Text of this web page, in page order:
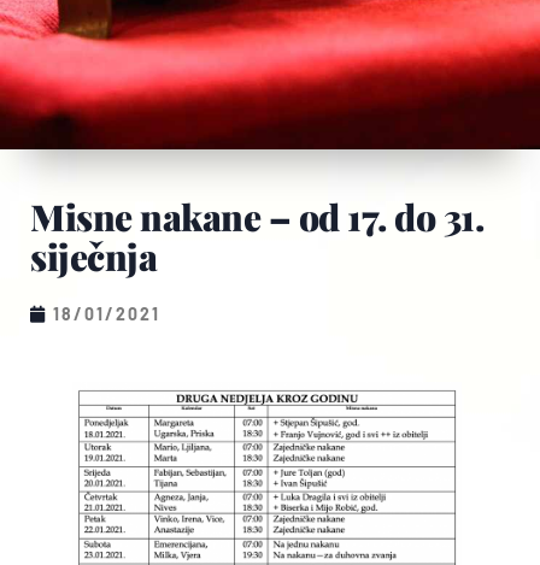
Misne nakane – od 17. do 31.
siječnja
18/01/2021